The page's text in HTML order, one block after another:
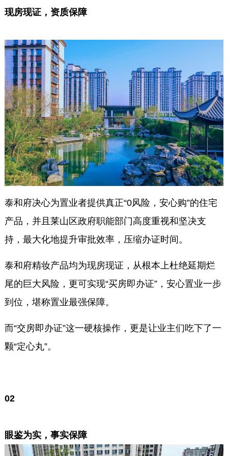
现房现证，资质保障
泰和府决心为置业者提供真正“0风险，安心购”的住宅
产品，并且莱山区政府职能部门高度重视和坚决支
持，最大化地提升审批效率，压缩办证时间。
泰和府精妆产品均为现房现证，从根本上杜绝延期烂
尾的巨大风险，更可实现“买房即办证”，安心置业一步
到位，堪称置业最强保障。
而“交房即办证”这一硬核操作，更是让业主们吃下了一
颗“定心丸”。
02
眼鉴为实，事实保障